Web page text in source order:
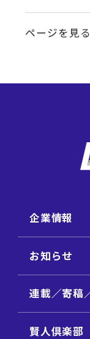
ページを見る
企業情報
お知らせ
連載／寄稿
賢人倶楽部